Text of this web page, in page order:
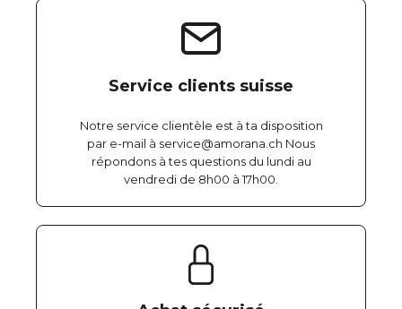
Service clients suisse
Notre service clientèle est à ta disposition
par e-mail à service@amorana.ch Nous
répondons à tes questions du lundi au
vendredi de 8h00 à 17h00.